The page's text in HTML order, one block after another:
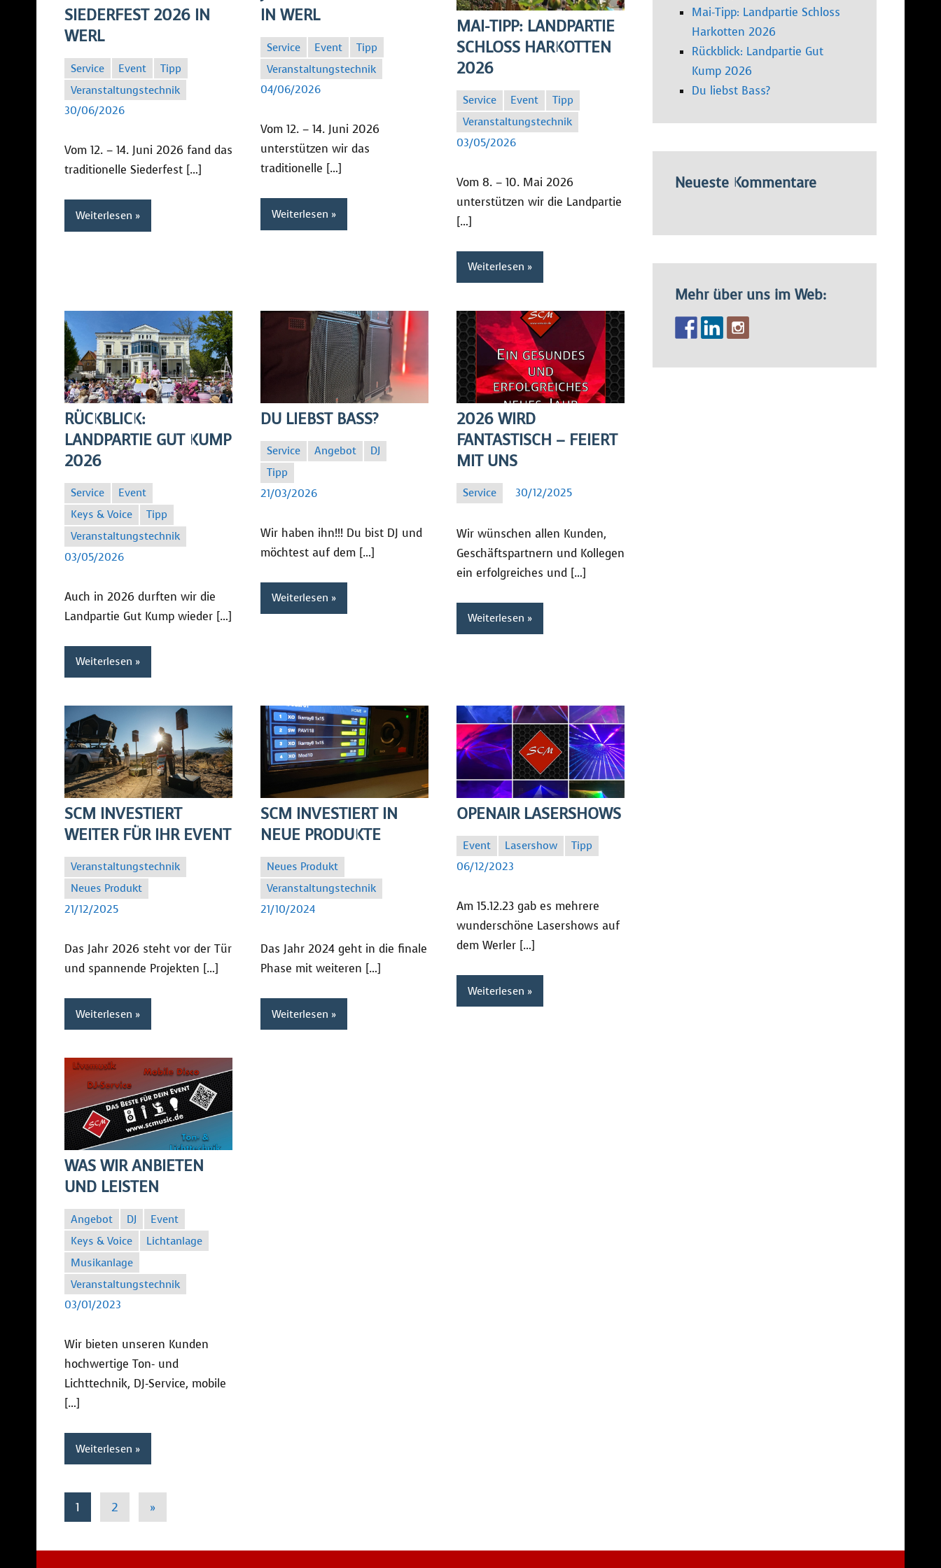
SIEDERFEST 2026 IN
WERL
Service Event
Tipp
Veranstaltungstechnik
30/06/2026
SC
Vom 12. – 14. Juni 2026 fand das
traditionelle Siederfest […]
Weiterlesen
IN WERL
Service Event
Tipp
Veranstaltungstechnik
04/06/2026
SC
Vom 12. – 14. Juni 2026
unterstützen wir das
traditionelle […]
Weiterlesen
MAI-TIPP: LANDPARTIE
SCHLOSS HARKOTTEN
2026
Service Event
Tipp
Veranstaltungstechnik
03/05/2026
SC
Vom 8. – 10. Mai 2026
unterstützen wir die Landpartie
[…]
Weiterlesen
RÜCKBLICK:
LANDPARTIE GUT KUMP
2026
Service
Event
Keys & Voice
Tipp
Veranstaltungstechnik
03/05/2026
SC
Auch in 2026 durften wir die
Landpartie Gut Kump wieder […]
Weiterlesen
DU LIEBST BASS?
Service Angebot
DJ
Tipp
21/03/2026
SC
Wir haben ihn!!! Du bist DJ und
möchtest auf dem […]
Weiterlesen
2026 WIRD
FANTASTISCH – FEIERT
MIT UNS
Service 30/12/2025
SC
Wir wünschen allen Kunden,
Geschäftspartnern und Kollegen
ein erfolgreiches und […]
Weiterlesen
SCM INVESTIERT
WEITER FÜR IHR EVENT
Veranstaltungstechnik
Neues Produkt
21/12/2025
SC
Das Jahr 2026 steht vor der Tür
und spannende Projekten […]
Weiterlesen
SCM INVESTIERT IN
NEUE PRODUKTE
Neues Produkt
Veranstaltungstechnik
21/10/2024
SC
Das Jahr 2024 geht in die finale
Phase mit weiteren […]
Weiterlesen
OPENAIR LASERSHOWS
Event Lasershow
Tipp
06/12/2023
SC
Am 15.12.23 gab es mehrere
wunderschöne Lasershows auf
dem Werler […]
Weiterlesen
WAS WIR ANBIETEN
UND LEISTEN
Angebot DJ
Event
Keys & Voice
Lichtanlage
Musikanlage
Veranstaltungstechnik
03/01/2023
SC
Wir bieten unseren Kunden
hochwertige Ton- und
Lichttechnik, DJ-Service, mobile
[…]
Weiterlesen
1 2 »
Mai-Tipp: Landpartie Schloss
Harkotten 2026
Rückblick: Landpartie Gut
Kump 2026
Du liebst Bass?
Neueste Kommentare
Mehr über uns im Web: